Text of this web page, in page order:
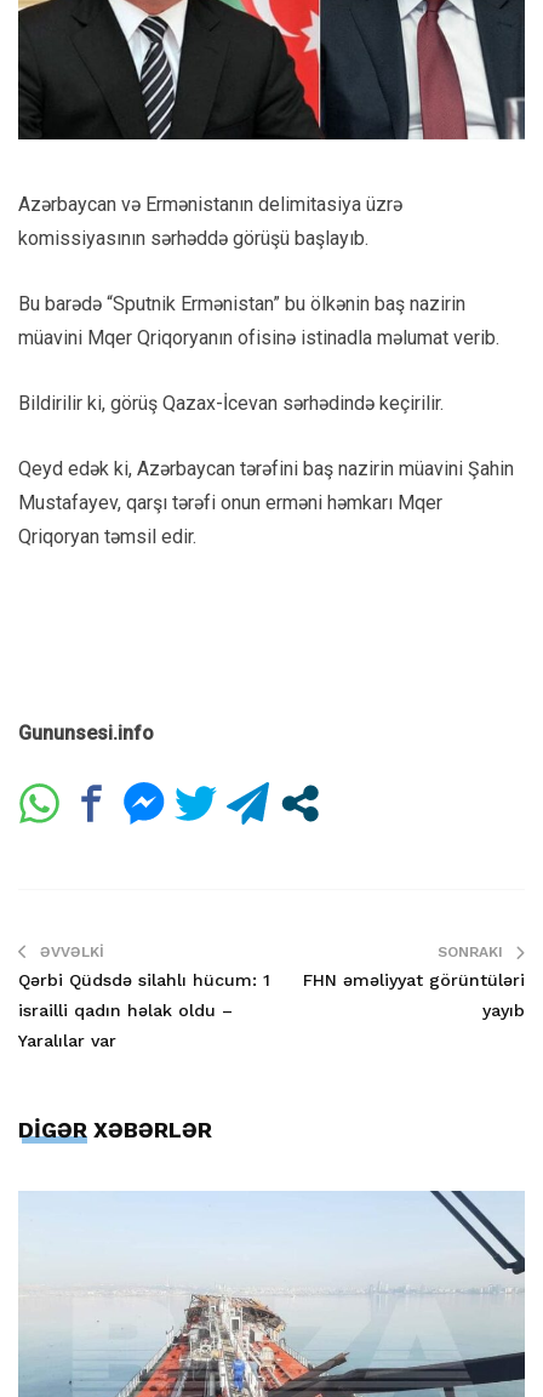
Azərbaycan və Ermənistanın delimitasiya üzrə
komissiyasının sərhəddə görüşü başlayıb.
Bu barədə “Sputnik Ermənistan” bu ölkənin baş nazirin
müavini Mqer Qriqoryanın ofisinə istinadla məlumat verib.
Bildirilir ki, görüş Qazax-İcevan sərhədində keçirilir.
Qeyd edək ki, Azərbaycan tərəfini baş nazirin müavini Şahin
Mustafayev, qarşı tərəfi onun erməni həmkarı Mqer
Qriqoryan təmsil edir.
Gununsesi.info
ƏVVƏLKI
Qərbi Qüdsdə silahlı hücum: 1
israilli qadın həlak oldu –
Yaralılar var
SONRAKI
FHN əməliyyat görüntüləri
yayıb
DİGƏR XƏBƏRLƏR